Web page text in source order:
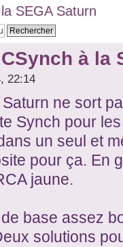
SEGA Saturn
à la
22:14
ne sort
Synch pour
un seul et
pour ça. En
jaune.
base assez
solutions